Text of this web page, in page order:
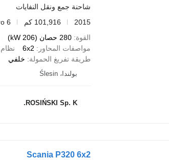
شاحنة جمع ونقل النفايات
2015
101,916 كم
6
القوة 280 حصان (206 kW)
مواصفات المحاور
6x2 نظام
طريقة تفريغ الحمولة
خلفي
بولندا، Ślesin
ROSIŃSKI Sp. K.
Scania P320 6x2